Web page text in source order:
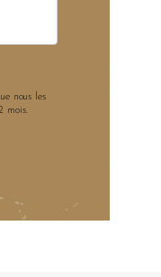
nous les
mois.